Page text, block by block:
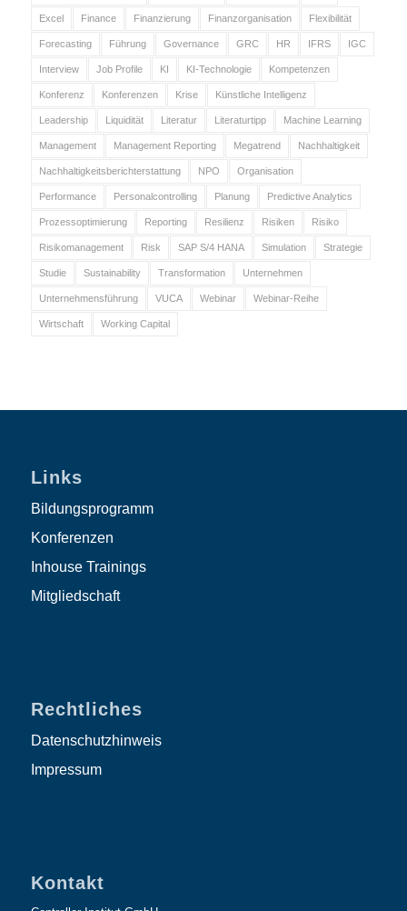
Excel Finance Finanzierung Finanzorganisation Flexibilität
Forecasting Führung Governance GRC HR IFRS IGC
Interview Job Profile KI KI-Technologie Kompetenzen
Konferenz Konferenzen Krise Künstliche Intelligenz
Leadership Liquidität Literatur Literaturtipp Machine Learning
Management Management Reporting Megatrend Nachhaltigkeit
Nachhaltigkeitsberichterstattung NPO Organisation
Performance Personalcontrolling Planung Predictive Analytics
Prozessoptimierung Reporting Resilienz Risiken Risiko
Risikomanagement Risk SAP S/4 HANA Simulation Strategie
Studie Sustainability Transformation Unternehmen
Unternehmensführung VUCA Webinar Webinar-Reihe
Wirtschaft Working Capital
Links
Bildungsprogramm
Konferenzen
Inhouse Trainings
Mitgliedschaft
Rechtliches
Datenschutzhinweis
Impressum
Kontakt